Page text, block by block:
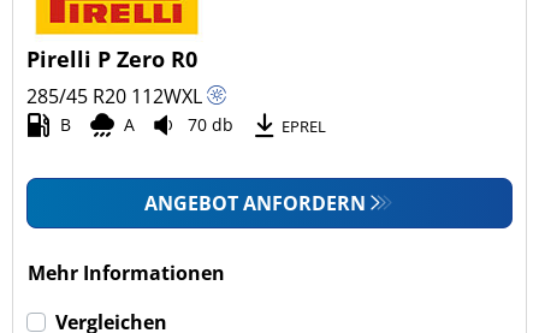
Pirelli P Zero R0
285/45 R20 112WXL
B A 70 db EPREL
ANGEBOT ANFORDERN
Mehr Informationen
Vergleichen